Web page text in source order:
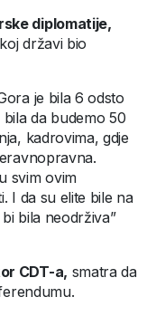
diplomatije,
državi bio
je bila 6 odsto
da budemo 50
kadrovima, gdje
svim ovim
I da su elite bile na
bila neodrživa”
CDT-a, smatra da